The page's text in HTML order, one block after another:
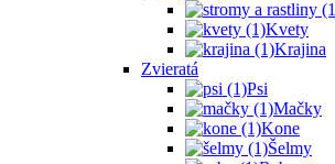
Kvety
Krajina
Zvieratá
Psi
Mačky
Kone
Šelmy